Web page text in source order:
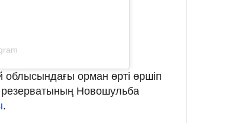
облысындағы орман өрті өршіп
Новошульба
.